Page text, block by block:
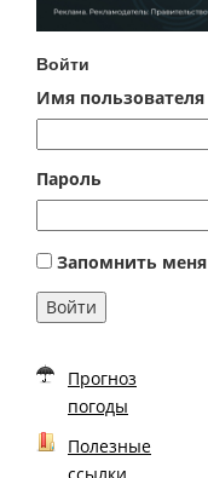
Войти
Имя пользователя
Пароль
Запомнить меня
Войти
Прогноз
погоды
Полезные
ссылки